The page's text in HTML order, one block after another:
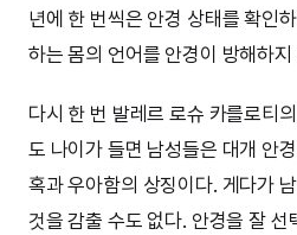
년에 한 번씩은 안경 상태를 확인
하는 몸의 언어를 안경이 방해하지
다시 한 번 발레르 로슈 카를로티
도 나이가 들면 남성들은 대개 안
혹과 우아함의 상징이다. 게다가
것을 감출 수도 없다. 안경을 잘 선